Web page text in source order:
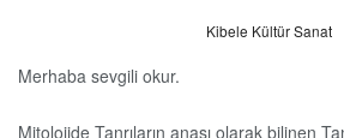
Kibele Kültür Sanat
Merhaba sevgili okur.
Mitolojide Tanrıların anası olarak bilinen